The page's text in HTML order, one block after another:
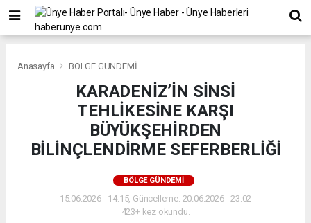
Anasayfa BÖLGE GÜNDEMİ
KARADENİZ’İN SİNSİ
TEHLİKESİNE KARŞI
BÜYÜKŞEHİRDEN
BİLİNÇLENDİRME SEFERBERLİĞİ
BÖLGE GÜNDEMİ
15.06.2026 - 14:15, Güncelleme: 20.06.2026 - 23:02
423+ kez okundu.